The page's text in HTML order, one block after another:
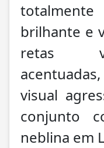
brilhante e
retas
visual
conjunto
neblina em